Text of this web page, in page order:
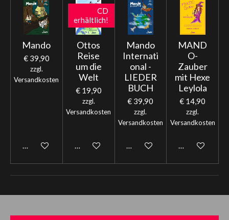
Mando
€ 39,90
zzgl.
Versandkosten
In den Warenkorb
CD
erhältlich!
Ottos
Reise
um die
Welt
€ 19,90
zzgl.
Versandkosten
In den Warenkorb
Mando
Internati
onal -
LIEDER
BUCH
€ 39,90
zzgl.
Versandkosten
In den Warenkorb
MAND
O-
Zauber
mit Hexe
Leylola
€ 14,90
zzgl.
Versandkosten
In den